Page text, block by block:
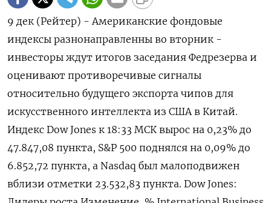
9 дек (Рейтер) - Американские фондовые
индексы разнонаправленны во вторник -
инвесторы ждут итогов заседания Федрезерва и
оценивают противоречивые сигналы
относительно будущего экспорта чипов для
искусственного интеллекта из США в Китай.
Индекс Dow Jones к 18:33 МСК вырос на 0,23% до
47.847,08 пункта, S&P 500 поднялся на 0,09% до
6.852,72​ пункта, а Nasdaq был малоподвижен
вблизи отметки 23.532,83 пункта. Dow Jones: